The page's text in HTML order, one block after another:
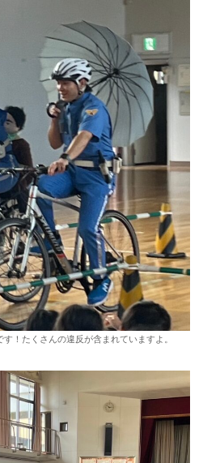
！たくさんの違反が含まれていますよ。